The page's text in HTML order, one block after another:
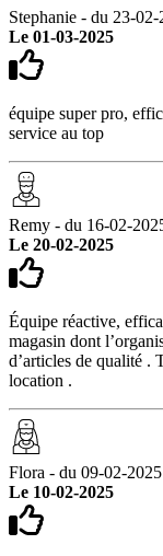
Stephanie - du 23-
Le 01-03-2025
équipe super pro,
service au top
Remy - du 16-02-
Le 20-02-2025
Équipe réactive,
magasin dont
d’articles de qualité .
location .
Flora - du 09-02-
Le 10-02-2025